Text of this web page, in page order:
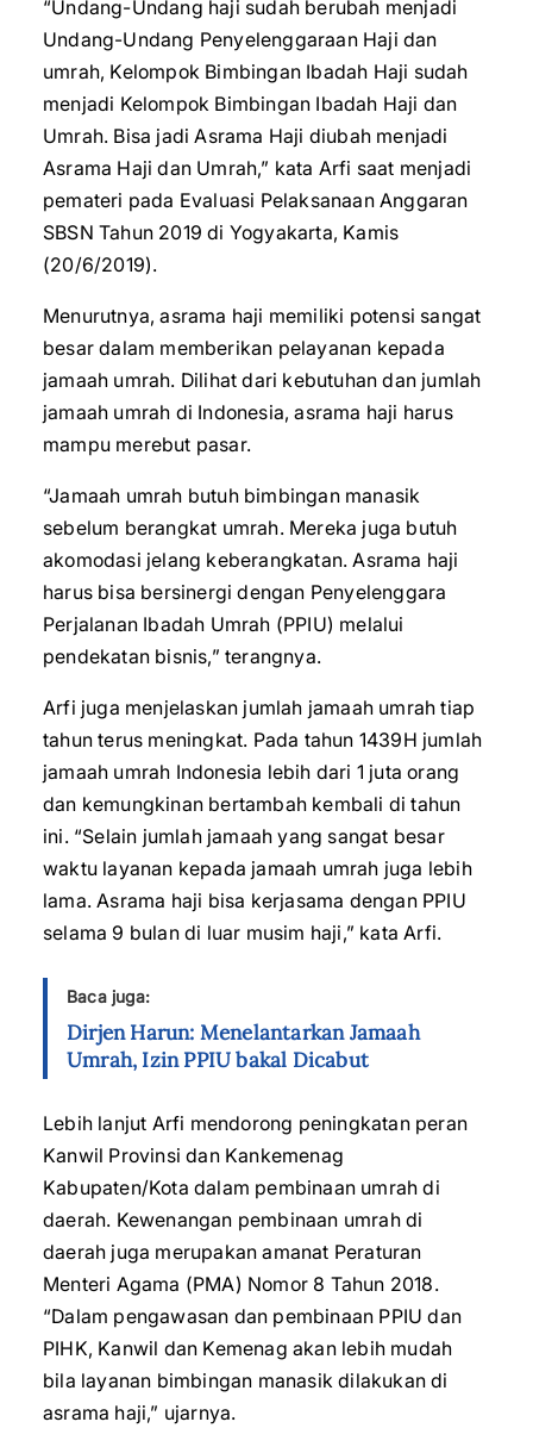
“Undang-Undang haji sudah berubah menjadi
Undang-Undang Penyelenggaraan Haji dan
umrah, Kelompok Bimbingan Ibadah Haji sudah
menjadi Kelompok Bimbingan Ibadah Haji dan
Umrah. Bisa jadi Asrama Haji diubah menjadi
Asrama Haji dan Umrah,” kata Arfi saat menjadi
pemateri pada Evaluasi Pelaksanaan Anggaran
SBSN Tahun 2019 di Yogyakarta, Kamis
(20/6/2019).
Menurutnya, asrama haji memiliki potensi sangat
besar dalam memberikan pelayanan kepada
jamaah umrah. Dilihat dari kebutuhan dan jumlah
jamaah umrah di Indonesia, asrama haji harus
mampu merebut pasar.
“Jamaah umrah butuh bimbingan manasik
sebelum berangkat umrah. Mereka juga butuh
akomodasi jelang keberangkatan. Asrama haji
harus bisa bersinergi dengan Penyelenggara
Perjalanan Ibadah Umrah (PPIU) melalui
pendekatan bisnis,” terangnya.
Arfi juga menjelaskan jumlah jamaah umrah tiap
tahun terus meningkat. Pada tahun 1439H jumlah
jamaah umrah Indonesia lebih dari 1 juta orang
dan kemungkinan bertambah kembali di tahun
ini. “Selain jumlah jamaah yang sangat besar
waktu layanan kepada jamaah umrah juga lebih
lama. Asrama haji bisa kerjasama dengan PPIU
selama 9 bulan di luar musim haji,” kata Arfi.
Baca juga:
Dirjen Harun: Menelantarkan Jamaah
Umrah, Izin PPIU bakal Dicabut
Lebih lanjut Arfi mendorong peningkatan peran
Kanwil Provinsi dan Kankemenag
Kabupaten/Kota dalam pembinaan umrah di
daerah. Kewenangan pembinaan umrah di
daerah juga merupakan amanat Peraturan
Menteri Agama (PMA) Nomor 8 Tahun 2018.
“Dalam pengawasan dan pembinaan PPIU dan
PIHK, Kanwil dan Kemenag akan lebih mudah
bila layanan bimbingan manasik dilakukan di
asrama haji,” ujarnya.